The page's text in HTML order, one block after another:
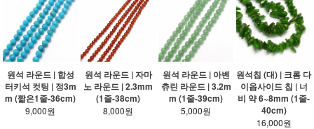
원석 라운드 | 합성
터키석 컷팅 | 정3m
m (짧은1줄-36cm)
9,000원
원석 라운드 | 자마
노 라운드 | 2.3mm
(1줄-38cm)
8,000원
원석 라운드 | 아벤
츄린 라운드 | 3.2m
m (1줄-39cm)
5,000원
원석칩 (대) | 크롬 다
이옵사이드 칩 | 너
비 약 6~8mm (1줄-
40cm)
16,000원